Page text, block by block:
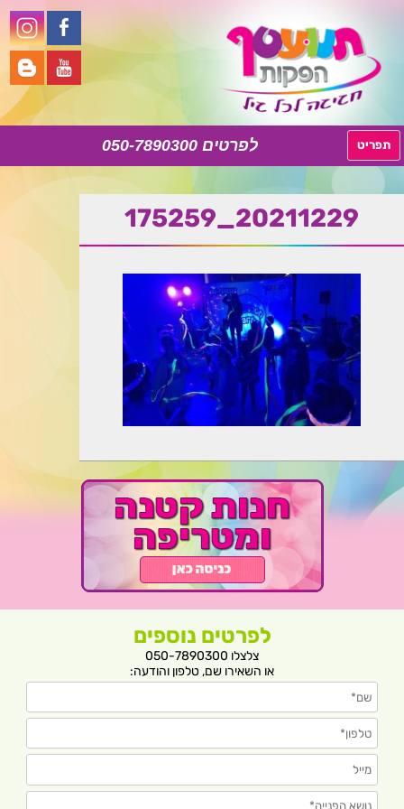
050-7890300 תפריט
לתוכן
20211229_175259
לפרטים נוספים
צלצלו 050-7890300
או השאירו שם, טלפון והודעה: